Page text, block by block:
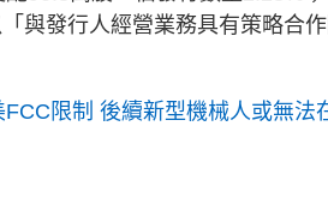
與發行人經營業務具有策略合
限制 後續新型機械人或無法